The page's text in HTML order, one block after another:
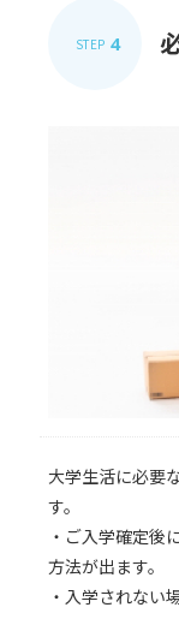
STEP 4
大学生活に必要
す。
・ご入学確定後
方法が出ます。
・入学されない